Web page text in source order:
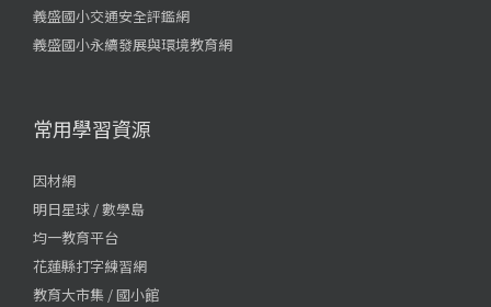
義盛國小交通安全評鑑網
義盛國小永續發展與環境教育網
常用學習資源
因材網
明日星球 / 數學島
均一教育平台
花蓮縣打字練習網
教育大市集 / 國小館